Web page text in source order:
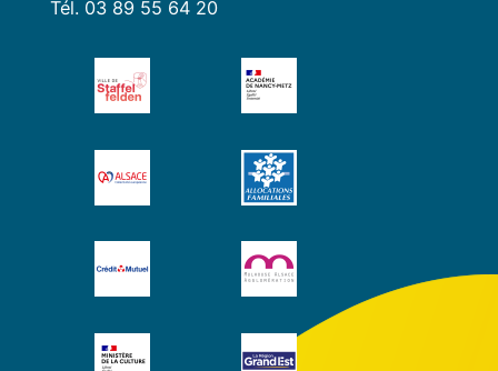
Tél. 03 89 55 64 20